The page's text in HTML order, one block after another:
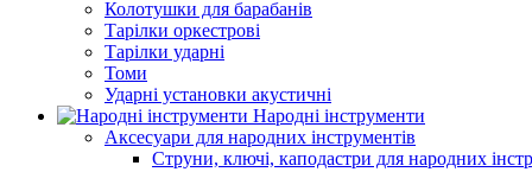
Колотушки для барабанів
Тарілки оркестрові
Тарілки ударні
Томи
Ударні установки акустичні
Народні інструменти
Аксесуари для народних інструментів
Струни, ключі, каподастри для народних